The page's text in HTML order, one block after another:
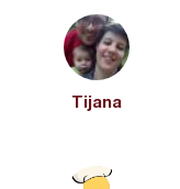
Tijana